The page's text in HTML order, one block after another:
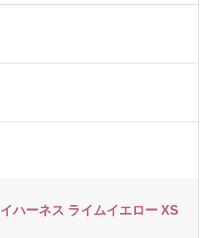
ハーネス ライムイエロー XS